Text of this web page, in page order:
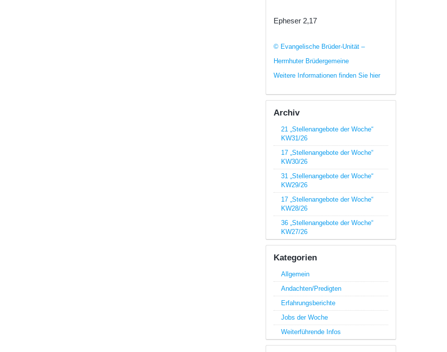
Epheser 2,17
© Evangelische Brüder-Unität –
Herrnhuter Brüdergemeine
Weitere Informationen finden Sie hier
Archiv
21 „Stellenangebote der Woche“
KW31/26
17 „Stellenangebote der Woche“
KW30/26
31 „Stellenangebote der Woche“
KW29/26
17 „Stellenangebote der Woche“
KW28/26
36 „Stellenangebote der Woche“
KW27/26
Kategorien
Allgemein
Andachten/Predigten
Erfahrungsberichte
Jobs der Woche
Weiterführende Infos